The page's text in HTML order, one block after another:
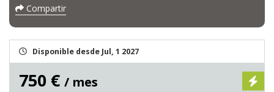
Compartir
Disponible desde Jul, 1 2027
750 € / mes